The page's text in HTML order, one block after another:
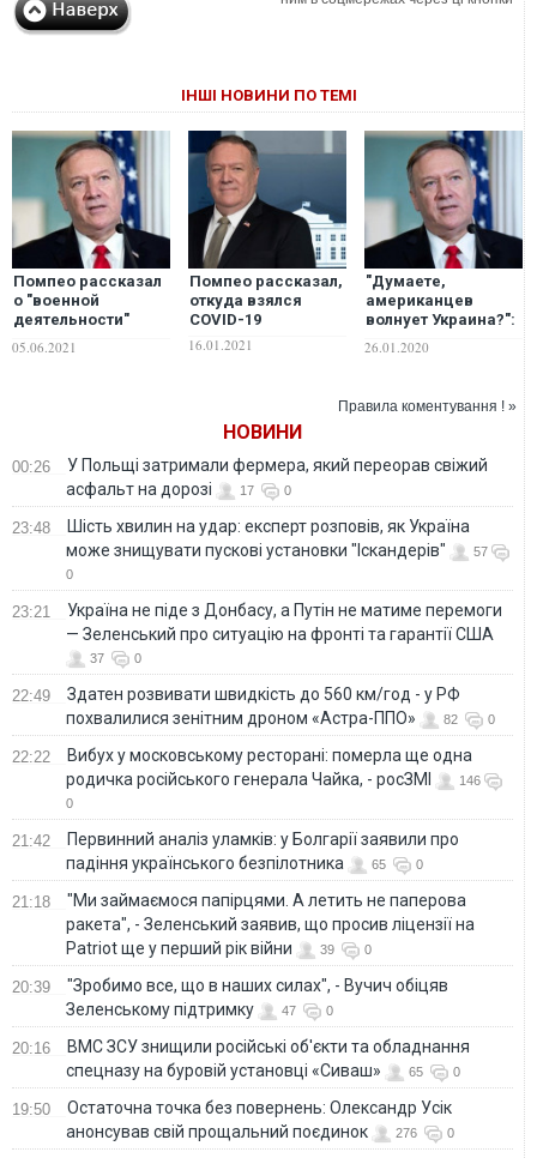
ІНШІ НОВИНИ ПО ТЕМІ
Помпео рассказал
о "военной
деятельности"
вирусологов перед
05.06.2021
Помпео рассказал,
откуда взялся
COVID-19
16.01.2021
"Думаете,
американцев
волнует Украина?":
ответил
стране
26.01.2020
Правила коментування ! »
НОВИНИ
00:26
У Польщі затримали фермера, який переорав свіжий
асфальт на дорозі
17 0
23:48
Шість хвилин на удар: експерт розповів, як Україна
може знищувати пускові установки "Іскандерів"
57
0
23:21
Україна не піде з Донбасу, а Путін не матиме перемоги
— Зеленський про ситуацію на фронті та гарантії США
37 0
22:49
Здатен розвивати швидкість до 560 км/год - у РФ
похвалилися зенітним дроном «Астра-ППО»
82 0
22:22
Вибух у московському ресторані: померла ще одна
родичка російського генерала Чайка, - росЗМІ
146
0
21:42
Первинний аналіз уламків: у Болгарії заявили про
падіння українського безпілотника
65 0
21:18
"Ми займаємося папірцями. А летить не паперова
ракета", - Зеленський заявив, що просив ліцензії на
Patriot ще у перший рік війни
39 0
20:39
"Зробимо все, що в наших силах", - Вучич обіцяв
Зеленському підтримку
47 0
20:16
ВМС ЗСУ знищили російські об'єкти та обладнання
спецназу на буровій установці «Сиваш»
65 0
19:50
Остаточна точка без повернень: Олександр Усік
анонсував свій прощальний поєдинок
276 0